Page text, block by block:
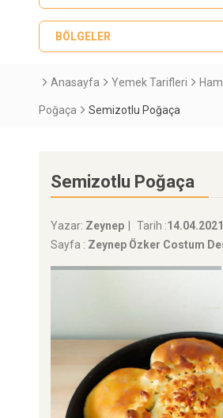
BÖLGELER
Anasayfa Yemek Tarifleri
Poğaça Semizotlu Poğaça
Semizotlu Poğaça
Yazar: Zeynep Tarih :
Sayfa : Zeynep Özker Costum